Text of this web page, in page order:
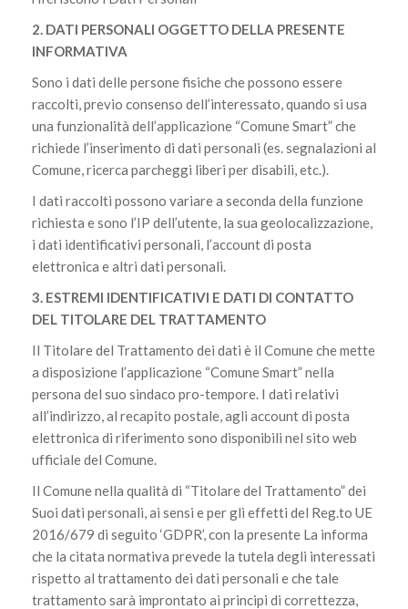
2. DATI PERSONALI OGGETTO DELLA PRESENTE
INFORMATIVA
Sono i dati delle persone fisiche che possono essere
raccolti, previo consenso dell’interessato, quando si usa
una funzionalità dell’applicazione “Comune Smart” che
richiede l’inserimento di dati personali (es. segnalazioni al
Comune, ricerca parcheggi liberi per disabili, etc.).
I dati raccolti possono variare a seconda della funzione
richiesta e sono l’IP dell’utente, la sua geolocalizzazione,
i dati identificativi personali, l’account di posta
elettronica e altri dati personali.
3. ESTREMI IDENTIFICATIVI E DATI DI CONTATTO
DEL TITOLARE DEL TRATTAMENTO
Il Titolare del Trattamento dei dati è il Comune che mette
a disposizione l’applicazione “Comune Smart” nella
persona del suo sindaco pro-tempore. I dati relativi
all’indirizzo, al recapito postale, agli account di posta
elettronica di riferimento sono disponibili nel sito web
ufficiale del Comune.
Il Comune nella qualità di “Titolare del Trattamento” dei
Suoi dati personali, ai sensi e per gli effetti del Reg.to UE
2016/679 di seguito ‘GDPR’, con la presente La informa
che la citata normativa prevede la tutela degli interessati
rispetto al trattamento dei dati personali e che tale
trattamento sarà improntato ai principi di correttezza,